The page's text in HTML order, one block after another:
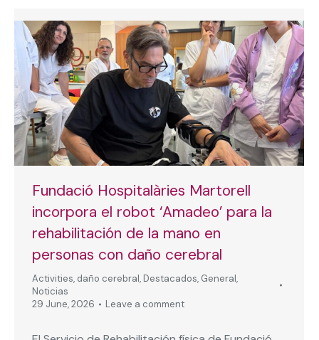
Fundació Hospitalàries Martorell
incorpora el robot ‘Amadeo’ para la
rehabilitación de la mano en
personas con daño cerebral
Activities, daño cerebral, Destacados, General,
Noticias
29 June, 2026
Leave a comment